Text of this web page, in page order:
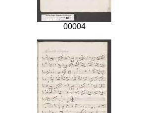
00004